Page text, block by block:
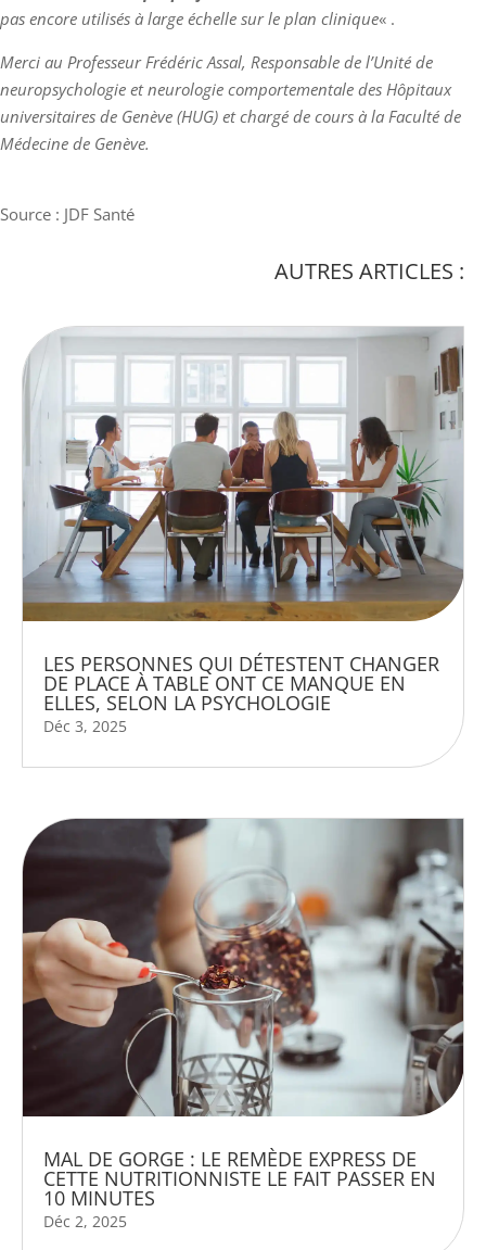
pas encore utilisés à large échelle sur le plan clinique« .
Merci au Professeur Frédéric Assal, Responsable de l’Unité de
neuropsychologie et neurologie comportementale des Hôpitaux
universitaires de Genève (HUG) et chargé de cours à la Faculté de
Médecine de Genève.
Source : JDF Santé
AUTRES ARTICLES :
LES PERSONNES QUI DÉTESTENT CHANGER
DE PLACE À TABLE ONT CE MANQUE EN
ELLES, SELON LA PSYCHOLOGIE
Déc 3, 2025
MAL DE GORGE : LE REMÈDE EXPRESS DE
CETTE NUTRITIONNISTE LE FAIT PASSER EN
10 MINUTES
Déc 2, 2025